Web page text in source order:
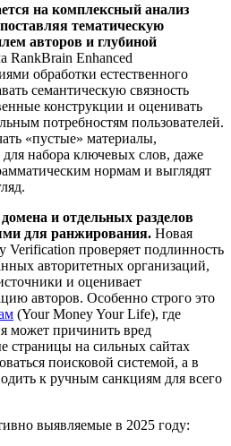
на комплексный анализ
тематическую
авторов и глубиной
RankBrain Enhanced
обработки естественного
семантическую связность
конструкции и оценивать
потребностям пользователей.
«пустые» материалы,
набора ключевых слов, даже
нормам и выглядят
и отдельных разделов
для ранжирования. Новая
Verification проверяет подлинность
авторитетных организаций,
и оценивает
авторов. Особенно строго это
(Your Money Your Life), где
может причинить вред
страницы на сильных сайтах
поисковой системой, а в
к ручным санкциям для всего
выявляемые в 2025 году: